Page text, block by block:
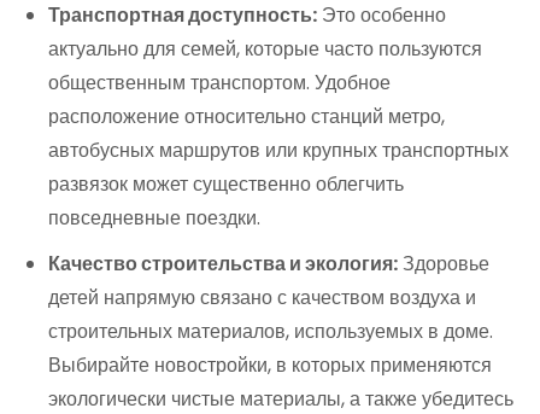
Транспортная доступность: Это особенно
актуально для семей, которые часто пользуются
общественным транспортом. Удобное
расположение относительно станций метро,
автобусных маршрутов или крупных транспортных
развязок может существенно облегчить
повседневные поездки.
Качество строительства и экология: Здоровье
детей напрямую связано с качеством воздуха и
строительных материалов, используемых в доме.
Выбирайте новостройки, в которых применяются
экологически чистые материалы, а также убедитесь